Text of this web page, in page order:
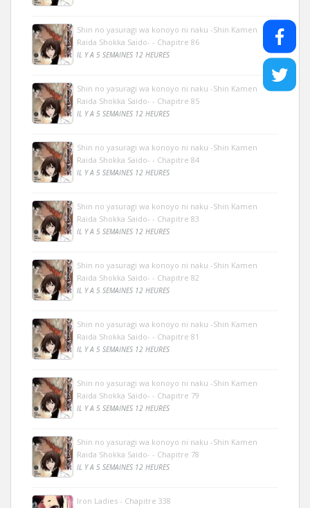
Shin no yasuragi wa konoyo ni naku -Shin Kamen
Raida Shokka Saido- - Chapitre 86
IL Y A 5 SEMAINES 12 HEURES
Shin no yasuragi wa konoyo ni naku -Shin Kamen
Raida Shokka Saido- - Chapitre 85
IL Y A 5 SEMAINES 12 HEURES
Shin no yasuragi wa konoyo ni naku -Shin Kamen
Raida Shokka Saido- - Chapitre 84
IL Y A 5 SEMAINES 12 HEURES
Shin no yasuragi wa konoyo ni naku -Shin Kamen
Raida Shokka Saido- - Chapitre 83
IL Y A 5 SEMAINES 12 HEURES
Shin no yasuragi wa konoyo ni naku -Shin Kamen
Raida Shokka Saido- - Chapitre 82
IL Y A 5 SEMAINES 12 HEURES
Shin no yasuragi wa konoyo ni naku -Shin Kamen
Raida Shokka Saido- - Chapitre 81
IL Y A 5 SEMAINES 12 HEURES
Shin no yasuragi wa konoyo ni naku -Shin Kamen
Raida Shokka Saido- - Chapitre 79
IL Y A 5 SEMAINES 12 HEURES
Shin no yasuragi wa konoyo ni naku -Shin Kamen
Raida Shokka Saido- - Chapitre 78
IL Y A 5 SEMAINES 12 HEURES
Iron Ladies - Chapitre 338